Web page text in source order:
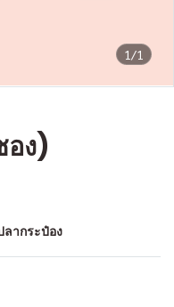
1/1
ง)
ลากระป๋อง